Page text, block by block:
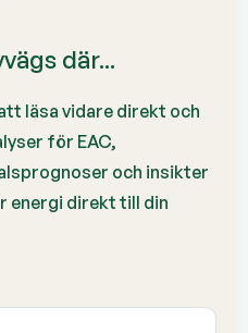
där...
läsa vidare direkt och
för EAC,
och insikter
energi direkt till din